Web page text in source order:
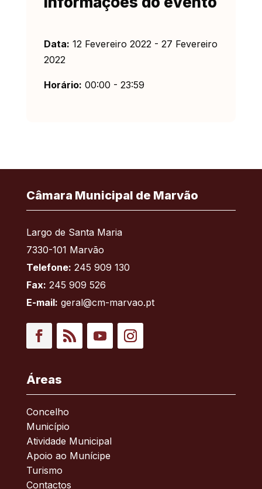
Data: 12 Fevereiro 2022 - 27 Fevereiro
2022
Horário: 00:00 - 23:59
Câmara Municipal de Marvão
Largo de Santa Maria
7330-101 Marvão
Telefone: 245 909 130
Fax: 245 909 526
E-mail: geral@cm-marvao.pt
Áreas
Concelho
Município
Atividade Municipal
Apoio ao Munícipe
Turismo
Contactos